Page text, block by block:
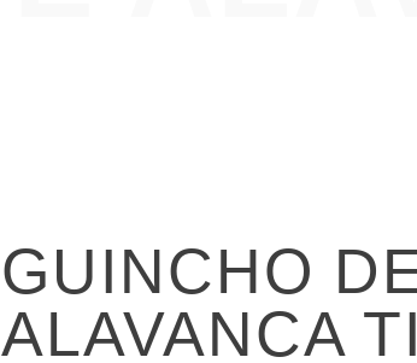
GUINCHO
ALAVANCA